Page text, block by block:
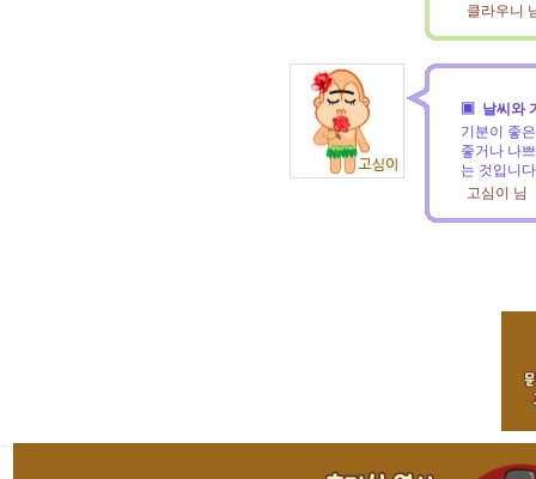
클라우니
▣ 날씨와
기분이 좋
좋거나 나
는 것입니
고심이 님